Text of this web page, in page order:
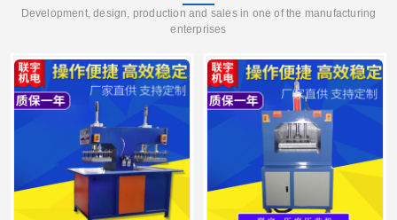
Development, design, production and sales in one of the manufacturing
enterprises